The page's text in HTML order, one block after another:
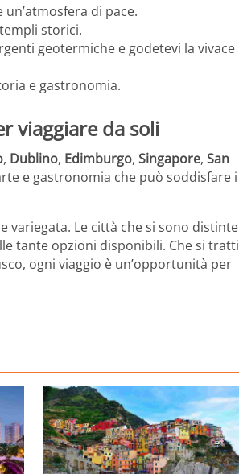
di pace.
storici.
geotermiche e godetevi la vivace
e gastronomia.
viaggiare da soli
, Dublino, Edimburgo, Singapore, San
e gastronomia che può soddisfare i
variegata. Le città che si sono distinte
tante opzioni disponibili. Che si tratti
ogni viaggio è un’opportunità per